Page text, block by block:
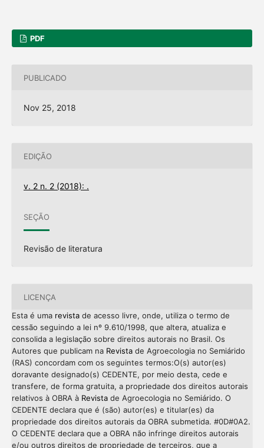
PDF
PUBLICADO
Nov 25, 2018
EDIÇÃO
v. 2 n. 2 (2018): .
SEÇÃO
Revisão de literatura
LICENÇA
Esta é uma revistade acesso livre, onde, utiliza o termo de
cessão seguindo a lei nº 9.610/1998, que altera, atualiza e
consolida a legislação sobre direitos autorais no Brasil. Os
Autores que publicam na Revistade Agroecologia no Semiárido
(RAS) concordam com os seguintes termos:O(s) autor(es)
doravante designado(s) CEDENTE, por meio desta, cede e
transfere, de forma gratuita, a propriedade dos direitos autorais
relativos à OBRA à Revistade Agroecologia no Semiárido. O
CEDENTE declara que é (são) autor(es) e titular(es) da
propriedade dos direitos autorais da OBRA submetida. #0D#0A2.
O CEDENTE declara que a OBRA não infringe direitos autorais
e/ou outros direitos de propriedade de terceiros, que a